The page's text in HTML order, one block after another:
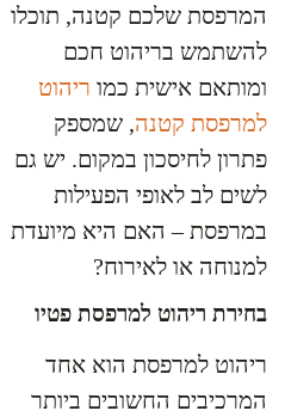
המרפסת שלכם קטנה, תוכלו
להשתמש בריהוט חכם
ומותאם אישית כמו ריהוט
למרפסת קטנה, שמספק
פתרון לחיסכון במקום. יש גם
לשים לב לאופי הפעילות
במרפסת – האם היא מיועדת
למנוחה או לאירוח?
בחירת ריהוט למרפסת פטיו
ריהוט למרפסת הוא אחד
המרכיבים החשובים ביותר